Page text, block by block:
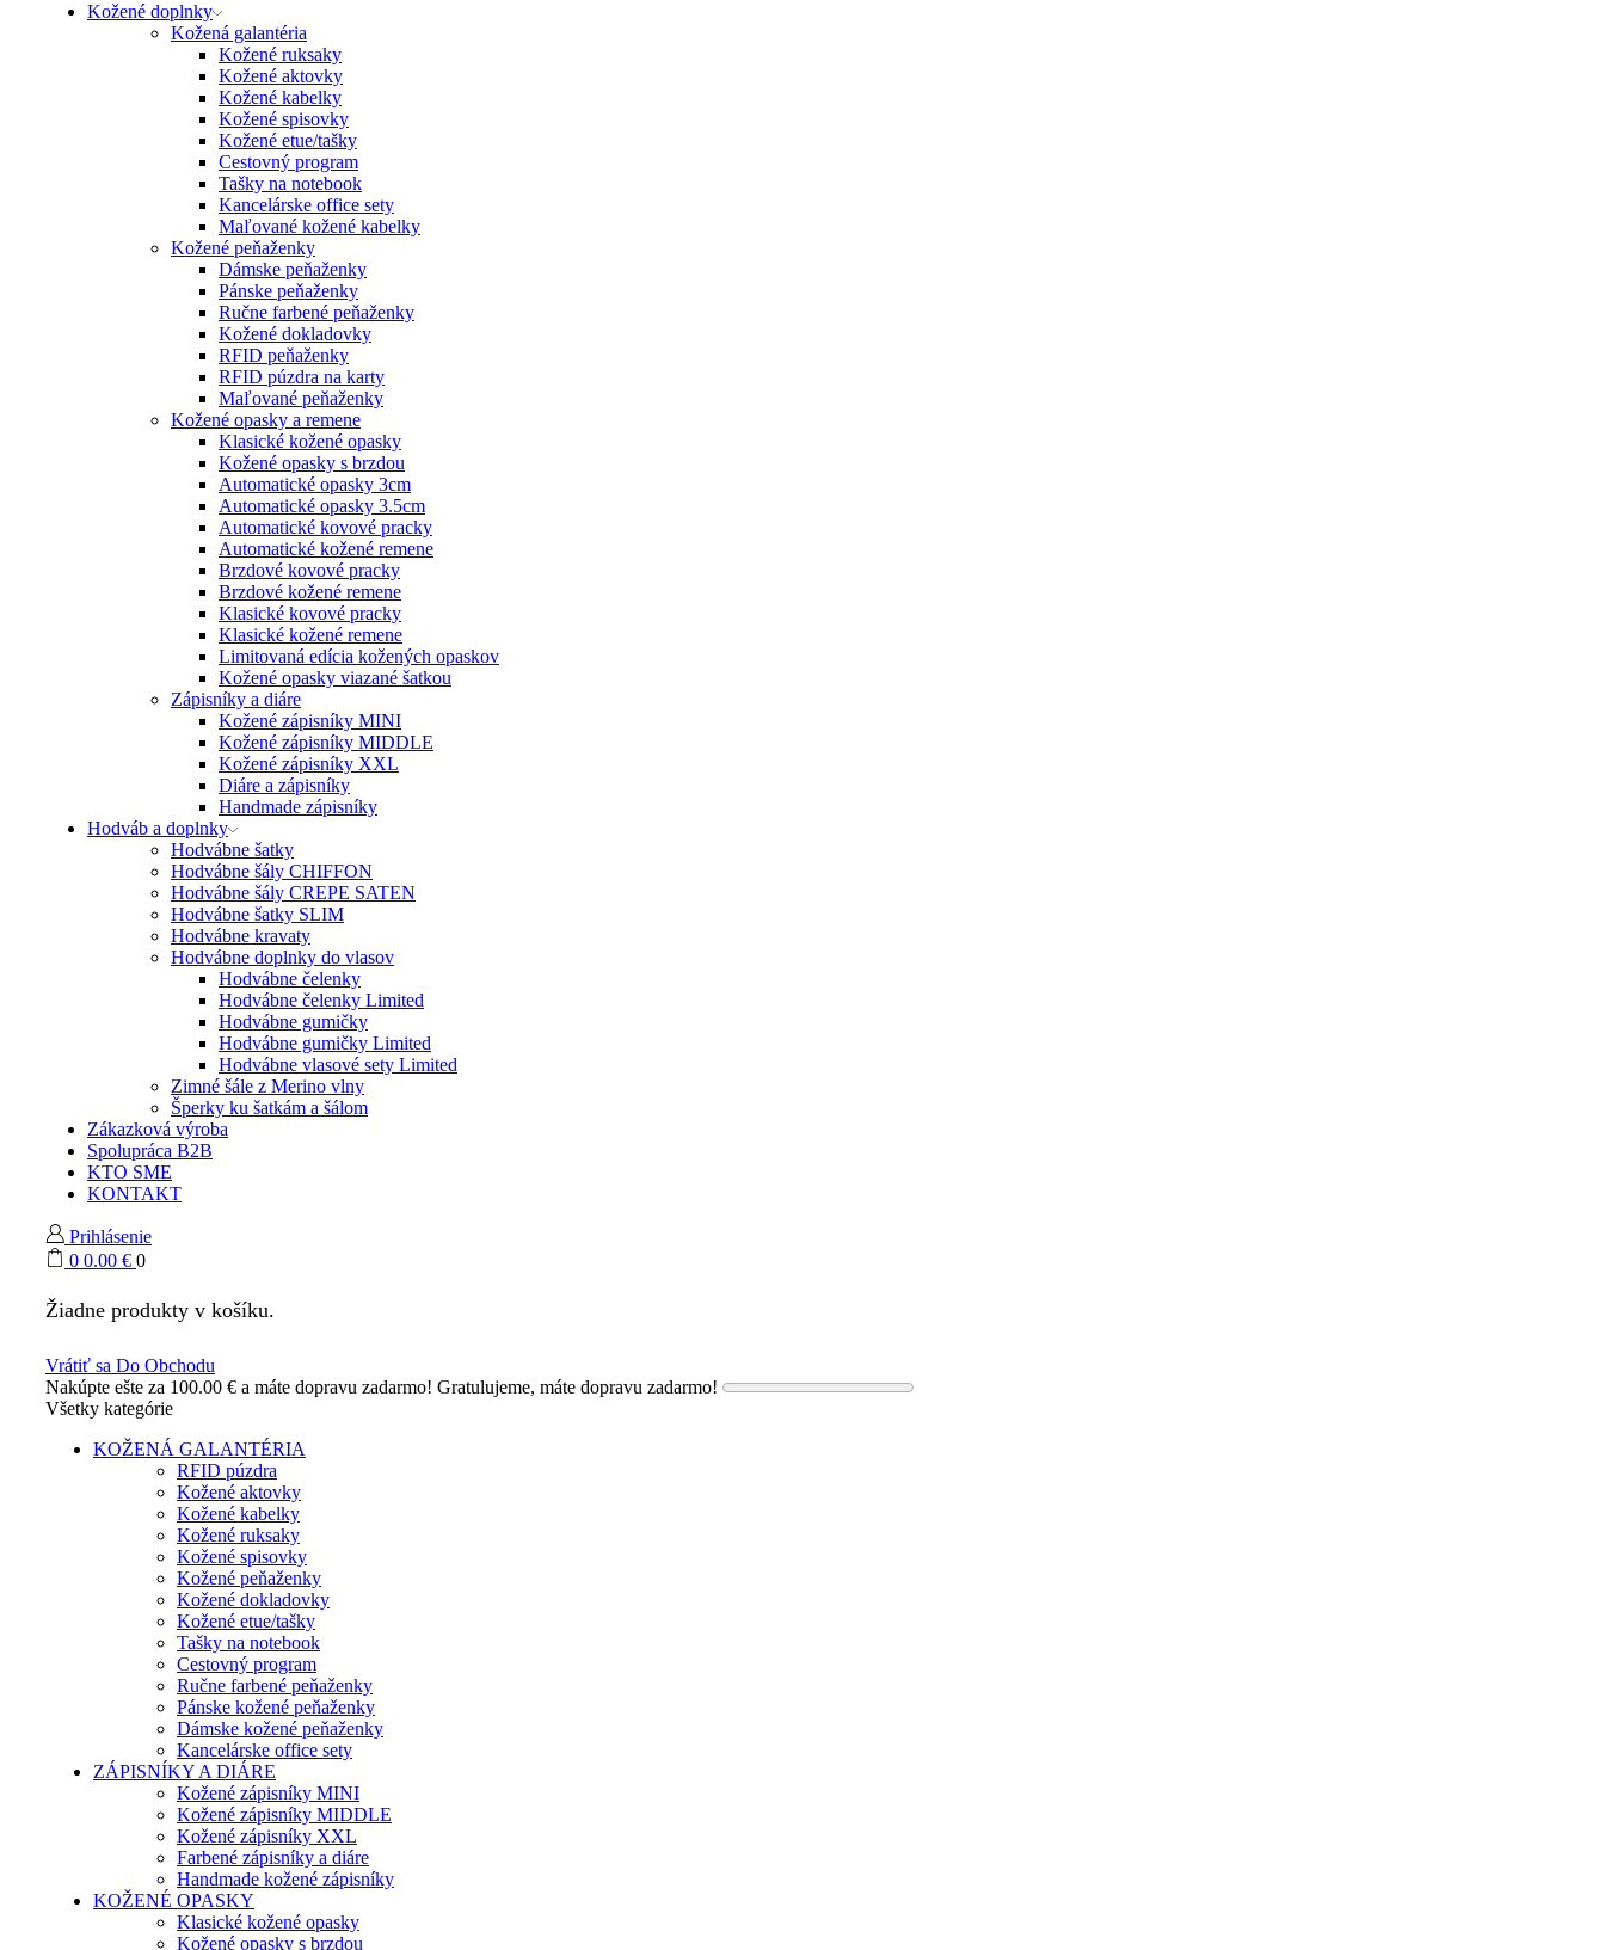
Kožené doplnky
Kožená galantéria
Kožené ruksaky
Kožené aktovky
Kožené kabelky
Kožené spisovky
Kožené etue/tašky
Cestovný program
Tašky na notebook
Kancelárske office sety
Maľované kožené kabelky
Kožené peňaženky
Dámske peňaženky
Pánske peňaženky
Ručne farbené peňaženky
Kožené dokladovky
RFID peňaženky
RFID púzdra na karty
Maľované peňaženky
Kožené opasky a remene
Klasické kožené opasky
Kožené opasky s brzdou
Automatické opasky 3cm
Automatické opasky 3.5cm
Automatické kovové pracky
Automatické kožené remene
Brzdové kovové pracky
Brzdové kožené remene
Klasické kovové pracky
Klasické kožené remene
Limitovaná edícia kožených opaskov
Kožené opasky viazané šatkou
Zápisníky a diáre
Kožené zápisníky MINI
Kožené zápisníky MIDDLE
Kožené zápisníky XXL
Diáre a zápisníky
Handmade zápisníky
Hodváb a doplnky
Hodvábne šatky
Hodvábne šály CHIFFON
Hodvábne šály CREPE SATEN
Hodvábne šatky SLIM
Hodvábne kravaty
Hodvábne doplnky do vlasov
Hodvábne čelenky
Hodvábne čelenky Limited
Hodvábne gumičky
Hodvábne gumičky Limited
Hodvábne vlasové sety Limited
Zimné šále z Merino vlny
Šperky ku šatkám a šálom
Zákazková výroba
Spolupráca B2B
KTO SME
KONTAKT
Prihlásenie
0 0.00 € 0
Žiadne produkty v košíku.
Vrátiť sa Do Obchodu
Nakúpte ešte za 100.00 € a máte dopravu zadarmo! Gratulujeme, máte dopravu zadarmo!
Všetky kategórie
KOŽENÁ GALANTÉRIA
RFID púzdra
Kožené aktovky
Kožené kabelky
Kožené ruksaky
Kožené spisovky
Kožené peňaženky
Kožené dokladovky
Kožené etue/tašky
Tašky na notebook
Cestovný program
Ručne farbené peňaženky
Pánske kožené peňaženky
Dámske kožené peňaženky
Kancelárske office sety
ZÁPISNÍKY A DIÁRE
Kožené zápisníky MINI
Kožené zápisníky MIDDLE
Kožené zápisníky XXL
Farbené zápisníky a diáre
Handmade kožené zápisníky
KOŽENÉ OPASKY
Klasické kožené opasky
Kožené opasky s brzdou